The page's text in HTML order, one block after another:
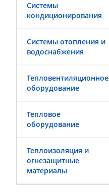
Системы
кондиционирования
Системы отопления и
водоснабжения
Тепловентиляционное
оборудование
Тепловое
оборудование
Теплоизоляция и
огнезащитные
материалы